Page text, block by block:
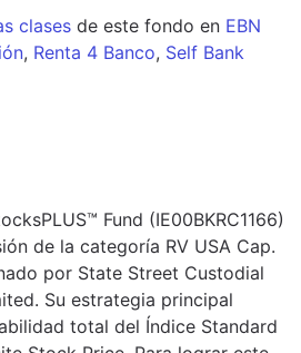
clases de este fondo en EBN
, Renta 4 Banco, Self Bank
Fund (IE00BKRC1166)
de la categoría RV USA Cap.
por State Street Custodial
Su estrategia principal
total del Índice Standard